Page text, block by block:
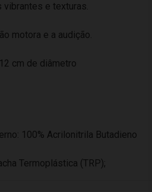
vibrantes e texturas.
motora e a audição.
cm de diâmetro
100% Acrilonitrila Butadieno
Termoplástica (TRP);